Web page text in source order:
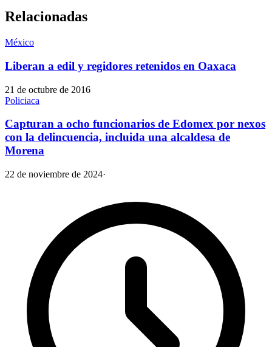
Relacionadas
México
Liberan a edil y regidores retenidos en Oaxaca
21 de octubre de 2016
Policiaca
Capturan a ocho funcionarios de Edomex por nexos
con la delincuencia, incluida una alcaldesa de
Morena
22 de noviembre de 2024·